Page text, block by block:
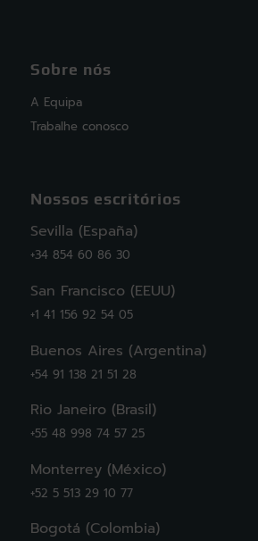
Sobre nós
A Equipa
Trabalhe conosco
Nossos escritórios
Sevilla (España)
+34 854 60 86 30
San Francisco (EEUU)
+1 41 156 92 54 05
Buenos Aires (Argentina)
+54 91 138 21 51 28
Rio Janeiro (Brasil)
+55 48 998 74 57 25
Monterrey (México)
+52 5 513 29 10 77
Bogotá (Colombia)